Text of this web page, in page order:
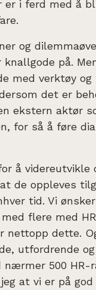
er i ferd med å
og
knallgode på.
med verktøy
det er
ekstern aktør
for så å føre
å videreutvikle
de oppleves
tid. Vi
flere med
nettopp dette.
utfordrende
500 HR-
at vi er på